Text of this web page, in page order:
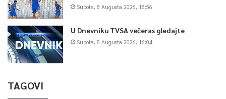
Subota, 8 Augusta 2026, 18:56
U Dnevniku TVSA večeras gledajte
Subota, 8 Augusta 2026, 16:04
TAGOVI